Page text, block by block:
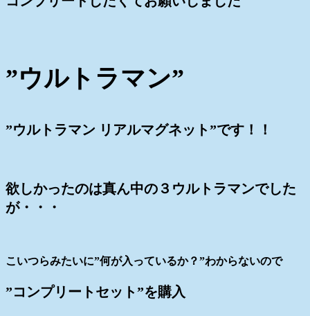
”ウルトラマン”
”ウルトラマン リアルマグネット”です！！
欲しかったのは真ん中の３ウルトラマンでした
が・・・
こいつらみたいに”何が入っているか？”わからないので
”コンプリートセット”を購入